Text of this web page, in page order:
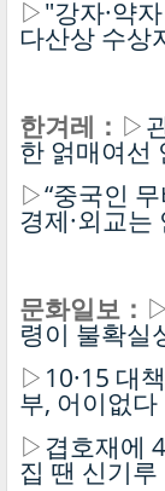
▷"강자·약
다산상 수상
한겨레： ▷
한 얽매여선
▷“중국인
경제·외교는
문화일보： ▷
령이 불확실
▷ 10·15 대
부, 어이없다
▷겹호재에
집 땐 신기루